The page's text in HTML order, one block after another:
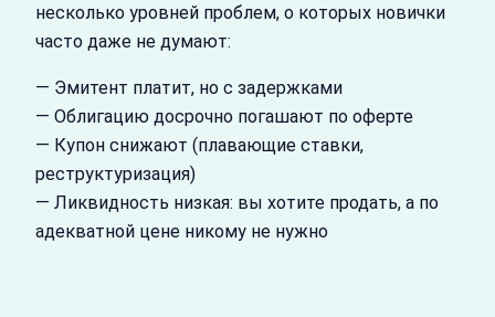
несколько уровней проблем, о которых новички
часто даже не думают:
— Эмитент платит, но с задержками
— Облигацию досрочно погашают по оферте
— Купон снижают (плавающие ставки,
реструктуризация)
— Ликвидность низкая: вы хотите продать, а по
адекватной цене никому не нужно